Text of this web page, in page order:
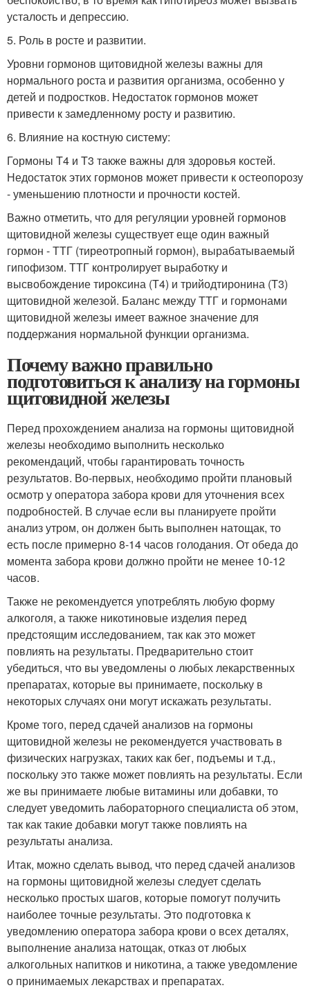
усталость и депрессию.
5. Роль в росте и развитии.
Уровни гормонов щитовидной железы важны для
нормального роста и развития организма, особенно у
детей и подростков. Недостаток гормонов может
привести к замедленному росту и развитию.
6. Влияние на костную систему:
Гормоны T4 и T3 также важны для здоровья костей.
Недостаток этих гормонов может привести к остеопорозу
- уменьшению плотности и прочности костей.
Важно отметить, что для регуляции уровней гормонов
щитовидной железы существует еще один важный
гормон - ТТГ (тиреотропный гормон), вырабатываемый
гипофизом. ТТГ контролирует выработку и
высвобождение тироксина (T4) и трийодтиронина (T3)
щитовидной железой. Баланс между ТТГ и гормонами
щитовидной железы имеет важное значение для
поддержания нормальной функции организма.
Почему важно правильно
подготовиться к анализу на гормоны
щитовидной железы
Перед прохождением анализа на гормоны щитовидной
железы необходимо выполнить несколько
рекомендаций, чтобы гарантировать точность
результатов. Во-первых, необходимо пройти плановый
осмотр у оператора забора крови для уточнения всех
подробностей. В случае если вы планируете пройти
анализ утром, он должен быть выполнен натощак, то
есть после примерно 8-14 часов голодания. От обеда до
момента забора крови должно пройти не менее 10-12
часов.
Также не рекомендуется употреблять любую форму
алкоголя, а также никотиновые изделия перед
предстоящим исследованием, так как это может
повлиять на результаты. Предварительно стоит
убедиться, что вы уведомлены о любых лекарственных
препаратах, которые вы принимаете, поскольку в
некоторых случаях они могут искажать результаты.
Кроме того, перед сдачей анализов на гормоны
щитовидной железы не рекомендуется участвовать в
физических нагрузках, таких как бег, подъемы и т.д.,
поскольку это также может повлиять на результаты. Если
же вы принимаете любые витамины или добавки, то
следует уведомить лабораторного специалиста об этом,
так как такие добавки могут также повлиять на
результаты анализа.
Итак, можно сделать вывод, что перед сдачей анализов
на гормоны щитовидной железы следует сделать
несколько простых шагов, которые помогут получить
наиболее точные результаты. Это подготовка к
уведомлению оператора забора крови о всех деталях,
выполнение анализа натощак, отказ от любых
алкогольных напитков и никотина, а также уведомление
о принимаемых лекарствах и препаратах.